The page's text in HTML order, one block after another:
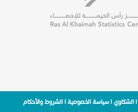
|الشكاوي|سياسة الخصوصية|الشروط والأحكام